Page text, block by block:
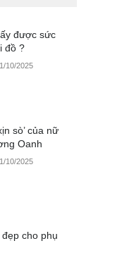
được sức
đồ ?
10/2025
sò’ của nữ
Oanh
10/2025
cho phụ